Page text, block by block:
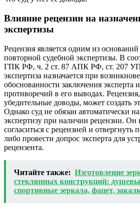
Влияние рецензии на
экспертизы
Рецензия является одним из оснований
повторной судебной экспертизы. В
ГПК РФ, ч. 2 ст. 87 АПК РФ, ст. 207
экспертиза назначается при
обоснованности заключения эксперта
противоречий в его выводах.
убедительные доводы, может создать
Однако суд не обязан автоматически
экспертизу при наличии рецензии. Он
согласиться с рецензией и отвергнуть
либо провести допрос эксперта для
рецензента.
Читайте также: Изготовление
стеклянных конструкций:
спортивные зеркала, фацет,